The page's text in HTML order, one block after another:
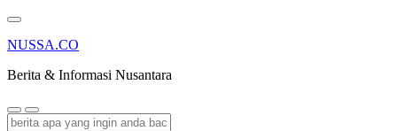
NUSSA.CO
Berita & Informasi Nusantara